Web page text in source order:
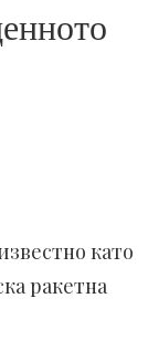
като
ракетна